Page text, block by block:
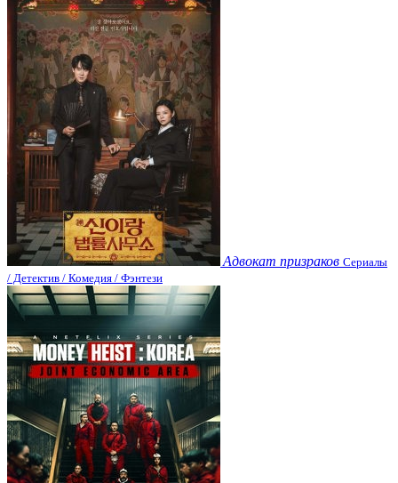
Адвокат призраков Сериалы
/ Детектив / Комедия / Фэнтези